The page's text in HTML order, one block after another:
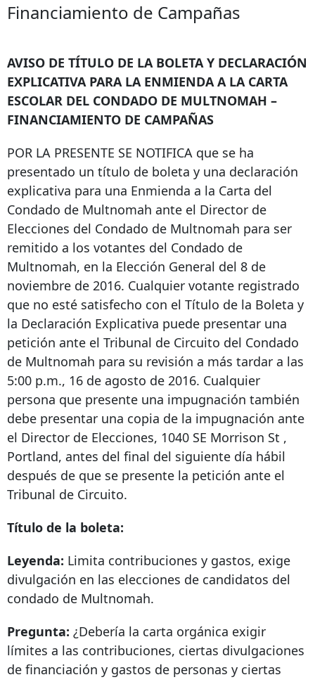
Financiamiento de Campañas
AVISO DE TÍTULO DE LA BOLETA Y DECLARACIÓN
EXPLICATIVA PARA LA ENMIENDA A LA CARTA
ESCOLAR DEL CONDADO DE MULTNOMAH –
FINANCIAMIENTO DE CAMPAÑAS
POR LA PRESENTE SE NOTIFICA que se ha
presentado un título de boleta y una declaración
explicativa para una Enmienda a la Carta del
Condado de Multnomah ante el Director de
Elecciones del Condado de Multnomah para ser
remitido a los votantes del Condado de
Multnomah, en la Elección General del 8 de
noviembre de 2016. Cualquier votante registrado
que no esté satisfecho con el Título de la Boleta y
la Declaración Explicativa puede presentar una
petición ante el Tribunal de Circuito del Condado
de Multnomah para su revisión a más tardar a las
5:00 p.m., 16 de agosto de 2016. Cualquier
persona que presente una impugnación también
debe presentar una copia de la impugnación ante
el Director de Elecciones, 1040 SE Morrison St ,
Portland, antes del final del siguiente día hábil
después de que se presente la petición ante el
Tribunal de Circuito.
Título de la boleta:
Leyenda: Limita contribuciones y gastos, exige
divulgación en las elecciones de candidatos del
condado de Multnomah.
Pregunta: ¿Debería la carta orgánica exigir
límites a las contribuciones, ciertas divulgaciones
de financiación y gastos de personas y ciertas